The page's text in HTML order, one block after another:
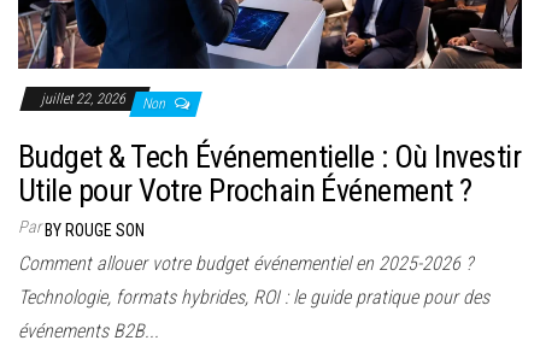
juillet 22, 2026 Non
Budget & Tech Événementielle : Où Investir
Utile pour Votre Prochain Événement ?
ParBY ROUGE SON
Comment allouer votre budget événementiel en 2025-2026 ?
Technologie, formats hybrides, ROI : le guide pratique pour des
événements B2B...